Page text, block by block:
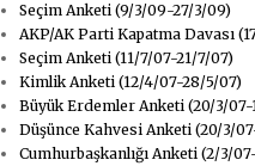
Seçim Anketi (9/3/09-27/3/09)
AKP/AK Parti Kapatma Davası
Seçim Anketi (11/7/07-21/7/07)
Kimlik Anketi (12/4/07-28/5/07)
Büyük Erdemler Anketi (20/3/07-
Düşünce Kahvesi Anketi (20/3/
Cumhurbaşkanlığı Anketi (2/3/